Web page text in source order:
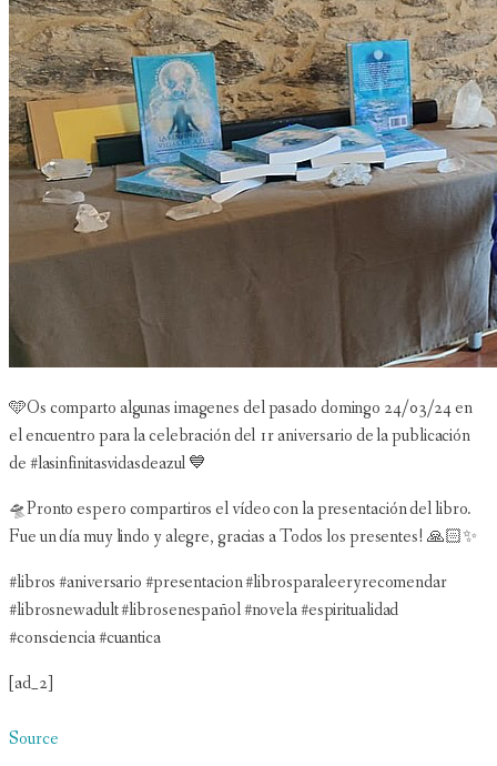
🩵Os comparto algunas imagenes del pasado domingo 24/03/24 en
el encuentro para la celebración del 1r aniversario de la publicación
de #lasinfinitasvidasdeazul 💙
🛸Pronto espero compartiros el vídeo con la presentación del libro.
Fue un día muy lindo y alegre, gracias a Todos los presentes! 🙏🏻✨
#libros #aniversario #presentacion #librosparaleeryrecomendar
#librosnewadult #librosenespañol #novela #espiritualidad
#consciencia #cuantica
[ad_2]
Source